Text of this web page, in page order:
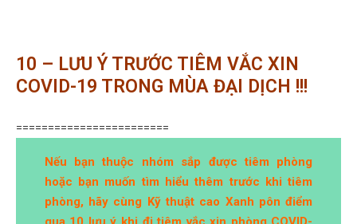
10 – LƯU Ý TRƯỚC TIÊM VẮC XIN
COVID-19 TRONG MÙA ĐẠI DỊCH !!!
========================
Nếu bạn thuộc nhóm sắp được tiêm phòng
hoặc bạn muốn tìm hiểu thêm trước khi tiêm
phòng, hãy cùng Kỹ thuật cao Xanh pôn điểm